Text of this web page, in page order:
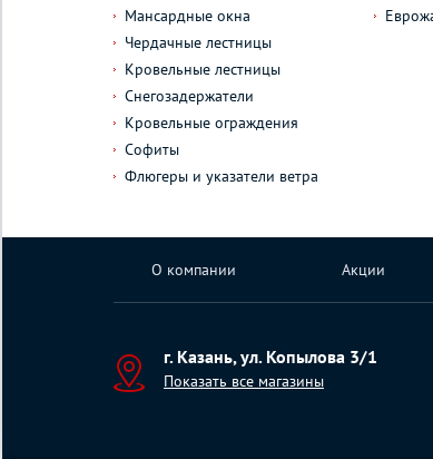
Мансардные окна
Чердачные лестницы
Кровельные лестницы
Снегозадержатели
Кровельные ограждения
Софиты
Флюгеры и указатели ветра
О компании Акции
г. Казань, ул. Копылова 3/1
Показать все магазины